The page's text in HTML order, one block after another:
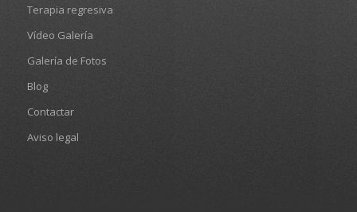
Terapia regresiva
Vídeo Galería
Galería de Fotos
Blog
Contactar
Aviso legal